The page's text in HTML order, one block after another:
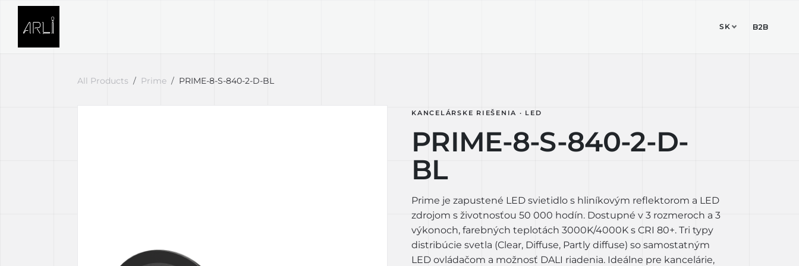
Skip to Content
SK B2B
All Products Prime PRIME-8-S-840-2-D-BL
KANCELÁRSKE RIEŠENIA · LED
PRIME-8-S-840-2-D-
BL
Prime je zapustené LED svietidlo s hliníkovým reflektorom a LED
zdrojom s životnosťou 50 000 hodín. Dostupné v 3 rozmeroch a 3
výkonoch, farebných teplotách 3000K/4000K s CRI 80+. Tri typy
distribúcie svetla (Clear, Diffuse, Partly diffuse) so samostatným
LED ovládačom a možnosť DALI riadenia. Ideálne pre kancelárie,